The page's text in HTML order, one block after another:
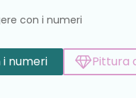
con i numeri
numeri Pittura